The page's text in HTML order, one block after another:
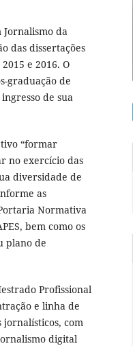
Jornalismo da
das dissertações
e 2016. O
graduação de
de sua
“formar
no exercício das
diversidade de
as
Normativa
bem como os
plano de
Profissional
e linha de
jornalísticos, com
digital